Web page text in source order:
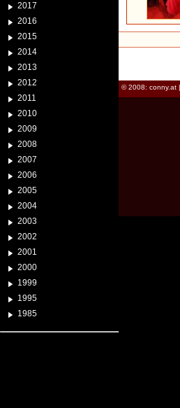
2017
2016
2015
2014
2013
2012
2011
2010
2009
2008
2007
2006
2005
2004
2003
2002
2001
2000
1999
1995
1985
© 2008: conny.at |